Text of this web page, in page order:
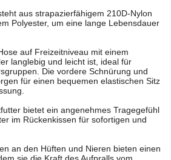
aus strapazierfähigem 210D-Nylon
Polyester, um eine lange Lebensdauer
auf Freizeitniveau mit einem
langlebig und leicht ist, ideal für
Die vordere Schnürung und
für einen bequemen elastischen Sitz
bietet ein angenehmes Tragegefühl
im Rückenkissen für sofortigen und
an den Hüften und Nieren bieten einen